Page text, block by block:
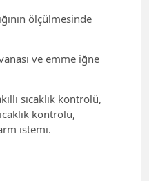
ölçülmesinde
ve emme iğne
sıcaklık kontrolü,
kontrolü,
istemi.